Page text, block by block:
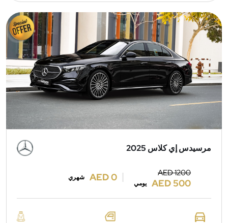
مرسيدس إي كلاس 2025
AED 1200
AED 500 يومي
AED 0 شهري